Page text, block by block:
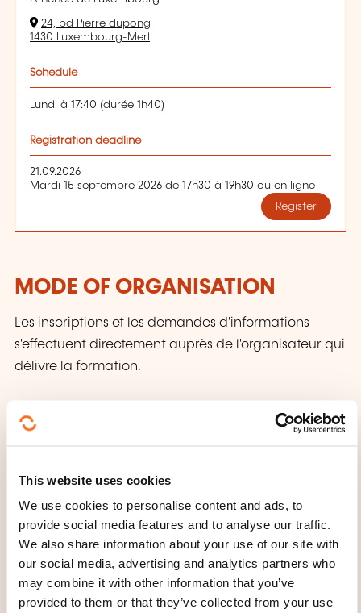
This website uses cookies
We use cookies to personalise content and ads, to
provide social media features and to analyse our traffic.
We also share information about your use of our site with
our social media, advertising and analytics partners who
may combine it with other information that you’ve
provided to them or that they’ve collected from your use
24, bd Pierre dupong
1430 Luxembourg-Merl
Schedule
Lundi à 17:40 (durée 1h40)
Registration deadline
21.09.2026
Mardi 15 septembre 2026 de 17h30 à 19h30 ou en ligne
Register
MODE OF ORGANISATION
Les inscriptions et les demandes d'informations
s'effectuent directement auprès de l'organisateur qui
délivre la formation.
WHAT OTHER INFORMATION IS
USEFUL TO KNOW?
Langues véhiculaires: arabe et français.
arabe en favorisant la conversation régulière entre
apprenants et enseignants.
Accès pour personnes à mobilité réduite.